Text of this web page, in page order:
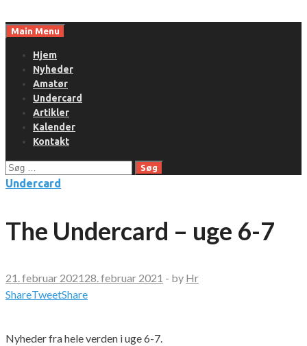
toMain Menu
Hjem
Nyheder
Amatør
Undercard
Artikler
Kalender
Kontakt
Søg
efter:
Undercard
The Undercard – uge 6-7
21. februar 2021 28. februar 2021 - by Hr
ShareTweetShare
Nyheder fra hele verden i uge 6-7.